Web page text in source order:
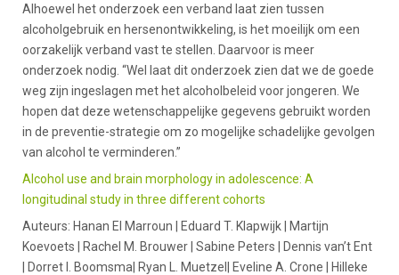
Alhoewel het onderzoek een verband laat zien tussen
alcoholgebruik en hersenontwikkeling, is het moeilijk om een
oorzakelijk verband vast te stellen. Daarvoor is meer
onderzoek nodig. “Wel laat dit onderzoek zien dat we de goede
weg zijn ingeslagen met het alcoholbeleid voor jongeren. We
hopen dat deze wetenschappelijke gegevens gebruikt worden
in de preventie-strategie om zo mogelijke schadelijke gevolgen
van alcohol te verminderen.”
Alcohol use and brain morphology in adolescence: A
longitudinal study in three different cohorts
Auteurs: Hanan El Marroun | Eduard T. Klapwijk | Martijn
Koevoets | Rachel M. Brouwer | Sabine Peters | Dennis van’t Ent
| Dorret I. Boomsma| Ryan L. Muetzel| Eveline A. Crone | Hilleke